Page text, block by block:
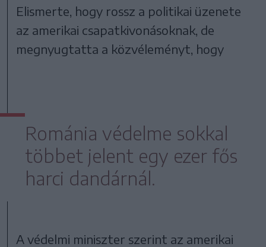
Elismerte, hogy rossz a politikai üzenete
az amerikai csapatkivonásoknak, de
megnyugtatta a közvéleményt, hogy
Románia védelme sokkal
többet jelent egy ezer fős
harci dandárnál.
A védelmi miniszter szerint az amerikai